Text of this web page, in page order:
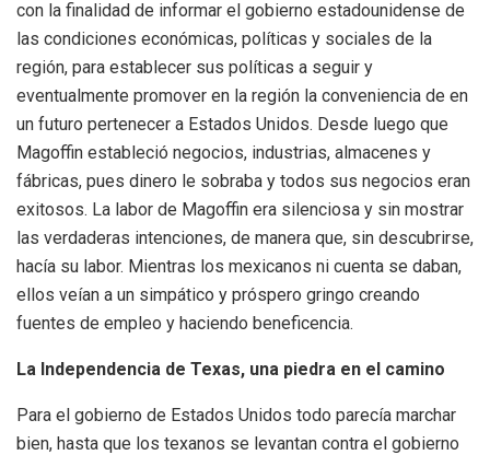
con la finalidad de informar el gobierno estadounidense de
las condiciones económicas, políticas y sociales de la
región, para establecer sus políticas a seguir y
eventualmente promover en la región la conveniencia de en
un futuro pertenecer a Estados Unidos. Desde luego que
Magoffin estableció negocios, industrias, almacenes y
fábricas, pues dinero le sobraba y todos sus negocios eran
exitosos. La labor de Magoffin era silenciosa y sin mostrar
las verdaderas intenciones, de manera que, sin descubrirse,
hacía su labor. Mientras los mexicanos ni cuenta se daban,
ellos veían a un simpático y próspero gringo creando
fuentes de empleo y haciendo beneficencia.
La Independencia de Texas, una piedra en el camino
Para el gobierno de Estados Unidos todo parecía marchar
bien, hasta que los texanos se levantan contra el gobierno